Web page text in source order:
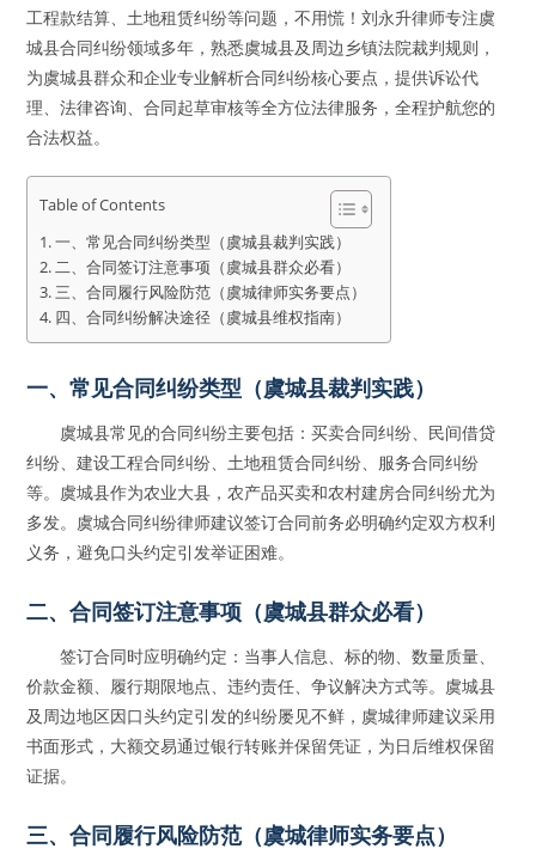
工程款结算、土地租赁纠纷等问题，不用慌！刘永升律师专注虞
城县合同纠纷领域多年，熟悉虞城县及周边乡镇法院裁判规则，
为虞城县群众和企业专业解析合同纠纷核心要点，提供诉讼代
理、法律咨询、合同起草审核等全方位法律服务，全程护航您的
合法权益。
Table of Contents
一、常见合同纠纷类型（虞城县裁判实践）
二、合同签订注意事项（虞城县群众必看）
三、合同履行风险防范（虞城律师实务要点）
四、合同纠纷解决途径（虞城县维权指南）
一、常见合同纠纷类型（虞城县裁判实践）
虞城县常见的合同纠纷主要包括：买卖合同纠纷、民间借贷
纠纷、建设工程合同纠纷、土地租赁合同纠纷、服务合同纠纷
等。虞城县作为农业大县，农产品买卖和农村建房合同纠纷尤为
多发。虞城合同纠纷律师建议签订合同前务必明确约定双方权利
义务，避免口头约定引发举证困难。
二、合同签订注意事项（虞城县群众必看）
签订合同时应明确约定：当事人信息、标的物、数量质量、
价款金额、履行期限地点、违约责任、争议解决方式等。虞城县
及周边地区因口头约定引发的纠纷屡见不鲜，虞城律师建议采用
书面形式，大额交易通过银行转账并保留凭证，为日后维权保留
证据。
三、合同履行风险防范（虞城律师实务要点）